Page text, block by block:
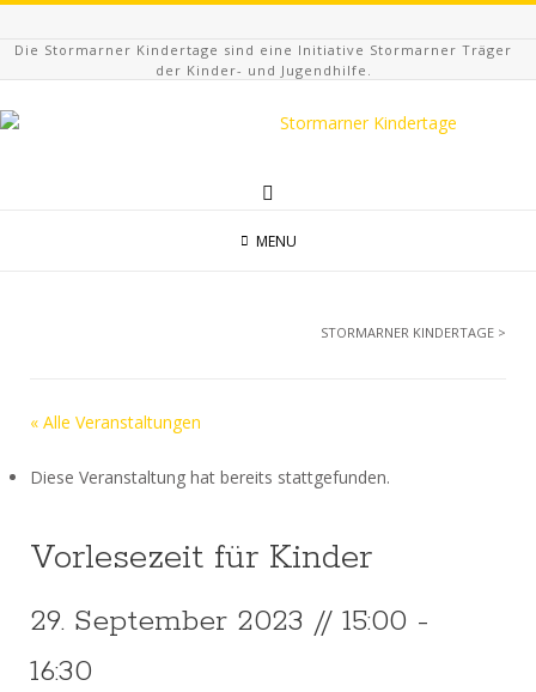
Die Stormarner Kindertage sind eine Initiative Stormarner Träger
der Kinder- und Jugendhilfe.
MENU
STORMARNER KINDERTAGE >
« Alle Veranstaltungen
Diese Veranstaltung hat bereits stattgefunden.
Vorlesezeit für Kinder
29. September 2023 // 15:00 -
16:30